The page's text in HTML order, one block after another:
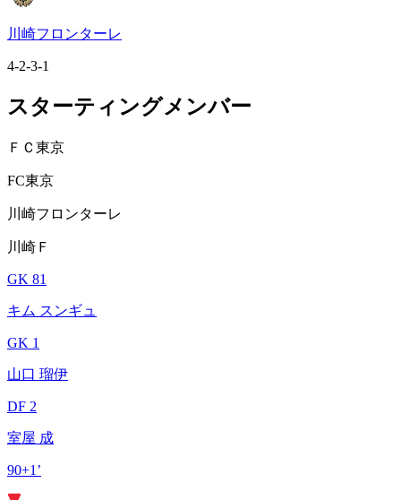
川崎フロンターレ
4-2-3-1
スターティングメンバー
ＦＣ東京
FC東京
川崎フロンターレ
川崎Ｆ
GK 81
キム スンギュ
GK 1
山口 瑠伊
DF 2
室屋 成
90+1’